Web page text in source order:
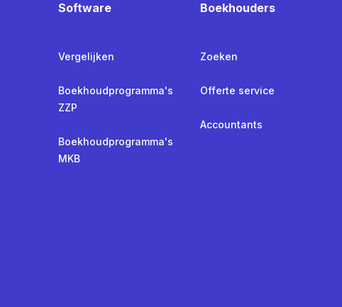
Software
Vergelijken
Boekhoudprogramma's
ZZP
Boekhoudprogramma's
MKB
Boekhouders
Zoeken
Offerte service
Accountants